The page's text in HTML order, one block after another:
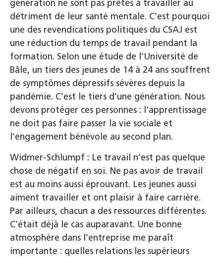
génération ne sont pas prêtes à travailler au
détriment de leur santé mentale. C’est pourquoi
une des revendications politiques du CSAJ est
une réduction du temps de travail pendant la
formation. Selon une étude de l’Université de
Bâle, un tiers des jeunes de 14 à 24 ans souffrent
de symptômes dépressifs sévères depuis la
pandémie. C’est le tiers d’une génération. Nous
devons protéger ces personnes : l’apprentissage
ne doit pas faire passer la vie sociale et
l’engagement bénévole au second plan.
Widmer-Schlumpf : Le travail n’est pas quelque
chose de négatif en soi. Ne pas avoir de travail
est au moins aussi éprouvant. Les jeunes aussi
aiment travailler et ont plaisir à faire carrière.
Par ailleurs, chacun a des ressources différentes.
C’était déjà le cas auparavant. Une bonne
atmosphère dans l’entreprise me paraît
importante : quelles relations les supérieurs